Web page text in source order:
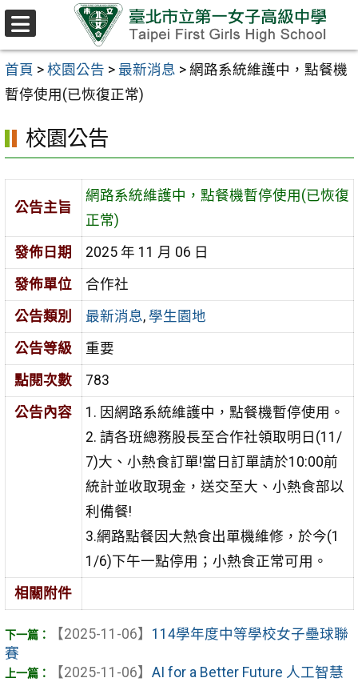
跳至主要內容區
首頁 > 校園公告 > 最新消息 > 網路系統維護中，點餐機
暫停使用(已恢復正常)
校園公告
公告主旨
網路系統維護中，點餐機暫停使用(已恢復
正常)
發佈日期
2025 年 11 月 06 日
發佈單位
合作社
公告類別
最新消息, 學生園地
公告等級
重要
點閱次數
783
公告內容
1. 因網路系統維護中，點餐機暫停使用。
2. 請各班總務股長至合作社領取明日(11/
7)大、小熱食訂單!當日訂單請於10:00前
統計並收取現金，送交至大、小熱食部以
利備餐!
3.網路點餐因大熱食出單機維修，於今(1
1/6)下午一點停用；小熱食正常可用。
相關附件
【2025-11-06】 114學年度中等學校女子壘球聯
賽
【2025-11-06】 AI for a Better Future 人工智慧
選
單